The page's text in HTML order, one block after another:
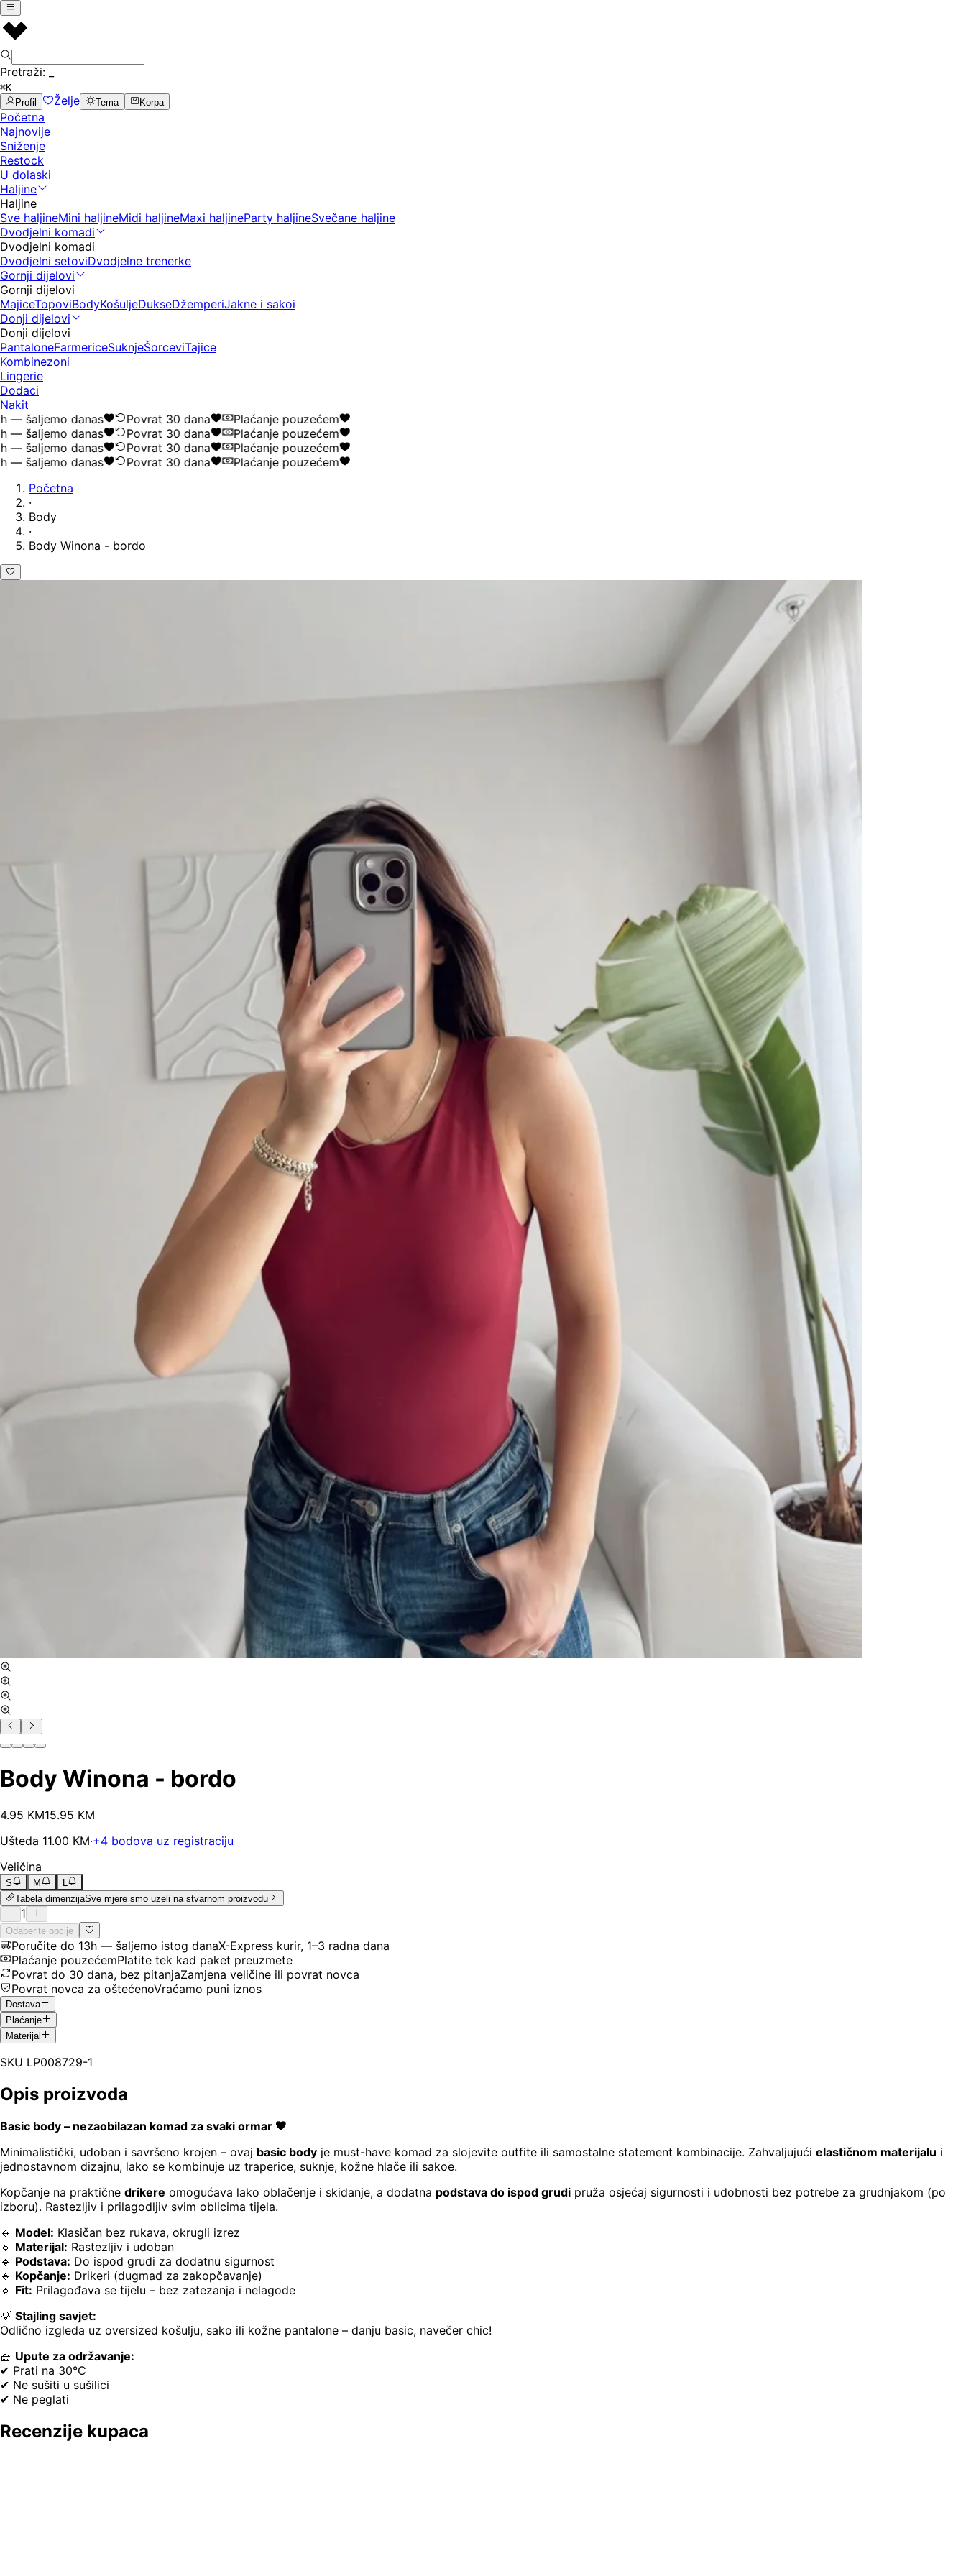
Pretraži:
⌘K
Profil
Želje Tema Korpa
Početna
Najnovije
Sniženje
Restock
U dolaski
Haljine
Haljine
Sve haljineMini haljineMidi haljineMaxi haljineParty haljineSvečane haljine
Dvodjelni komadi
Dvodjelni komadi
Dvodjelni setoviDvodjelne trenerke
Gornji dijelovi
Gornji dijelovi
MajiceTopoviBodyKošuljeDukseDžemperiJakne i sakoi
Donji dijelovi
Donji dijelovi
PantaloneFarmericeSuknjeŠorceviTajice
Kombinezoni
Lingerie
Dodaci
Nakit
danas
Povrat 30 dana
Plaćanje pouzećem
danas
Povrat 30 dana
Plaćanje pouzećem
danas
Povrat 30 dana
Plaćanje pouzećem
danas
Povrat 30 dana
Plaćanje pouzećem
Početna
·
Body
·
Body Winona - bordo
Body Winona - bordo
4.95 KM15.95 KM
Ušteda 11.00 KM·+4 bodova uz registraciju
Veličina
S M
L
Tabela dimenzijaSve mjere smo uzeli na stvarnom proizvodu
1
Odaberite opcije
Poručite do 13h — šaljemo istog danaX-Express kurir, 1–3 radna dana
Plaćanje pouzećemPlatite tek kad paket preuzmete
Povrat do 30 dana, bez pitanjaZamjena veličine ili povrat novca
Povrat novca za oštećenoVraćamo puni iznos
Dostava
Plaćanje
Materijal
SKU LP008729-1
Opis proizvoda
Basic body – nezaobilazan komad za svaki ormar 🖤
Minimalistički, udoban i savršeno krojen – ovaj basic body je must-have komad za slojevite outfite ili samostalne statement kombinacije. Zahvaljujući elastičnom materijalu i
jednostavnom dizajnu, lako se kombinuje uz traperice, suknje, kožne hlače ili sakoe.
Kopčanje na praktične drikere omogućava lako oblačenje i skidanje, a dodatna podstava do ispod grudi pruža osjećaj sigurnosti i udobnosti bez potrebe za grudnjakom (po
izboru). Rastezljiv i prilagodljiv svim oblicima tijela.
🔹 Model: Klasičan bez rukava, okrugli izrez
🔹 Materijal: Rastezljiv i udoban
🔹 Podstava: Do ispod grudi za dodatnu sigurnost
🔹 Kopčanje: Drikeri (dugmad za zakopčavanje)
🔹 Fit: Prilagođava se tijelu – bez zatezanja i nelagode
💡 Stajling savjet:
Odlično izgleda uz oversized košulju, sako ili kožne pantalone – danju basic, navečer chic!
🧺 Upute za održavanje:
✔ Prati na 30°C
✔ Ne sušiti u sušilici
✔ Ne peglati
Recenzije kupaca